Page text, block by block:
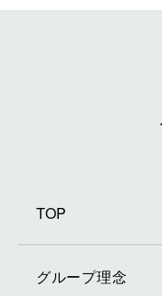
TOP
グループ理念